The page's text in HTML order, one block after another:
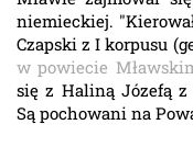
niemieckiej.
Czapski z I korpusu
w powiecie
się z Haliną Józefą z
Są pochowani na